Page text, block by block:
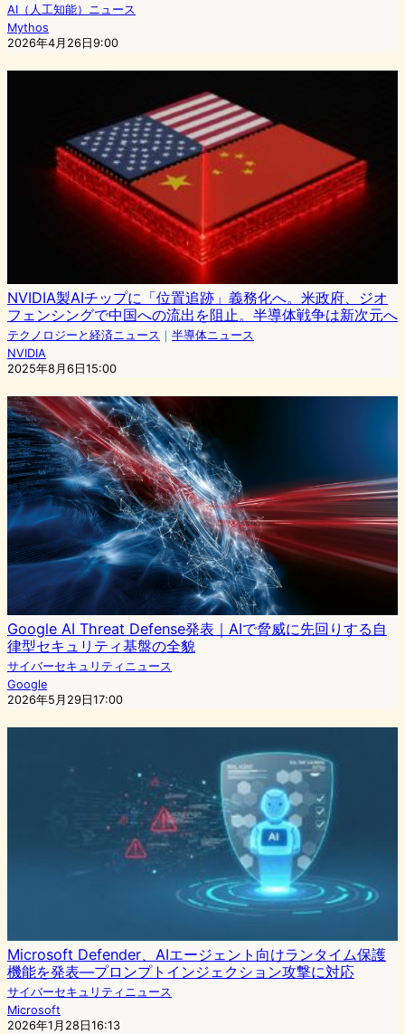
AI（人工知能）ニュース
Mythos
2026年4月26日9:00
NVIDIA製AIチップに「位置追跡」義務化へ。米政府、ジオ
フェンシングで中国への流出を阻止。半導体戦争は新次元へ
テクノロジーと経済ニュース ｜ 半導体ニュース
NVIDIA
2025年8月6日15:00
Google AI Threat Defense発表｜AIで脅威に先回りする自
律型セキュリティ基盤の全貌
サイバーセキュリティニュース
Google
2026年5月29日17:00
Microsoft Defender、AIエージェント向けランタイム保護
機能を発表—プロンプトインジェクション攻撃に対応
サイバーセキュリティニュース
Microsoft
2026年1月28日16:13